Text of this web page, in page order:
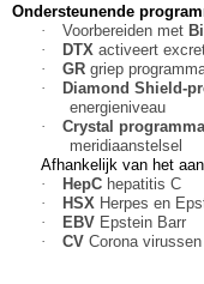
Ondersteunende
·
Voorbereiden met
·
DTX activeert
·
GR griep
·
Diamond Shield-
energieniveau
·
Crystal programma
meridiaanstelsel
Afhankelijk van het
·
HepC hepatitis C
·
HSX Herpes en
·
EBV Epstein Barr
·
CV Corona virussen